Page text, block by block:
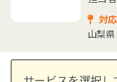
対
山梨県